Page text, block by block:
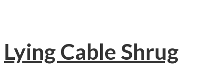
Lying Cable Shrug